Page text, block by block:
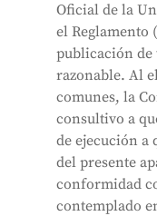
Oficial de la
el Reglamento
publicación de
razonable. Al
comunes, la
consultivo a
de ejecución a
del presente
conformidad
contemplado